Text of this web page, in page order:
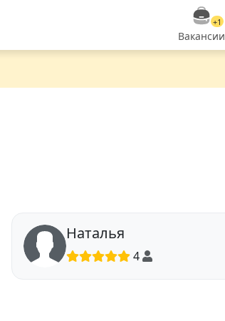
+1
Вакансии
Наталья
4